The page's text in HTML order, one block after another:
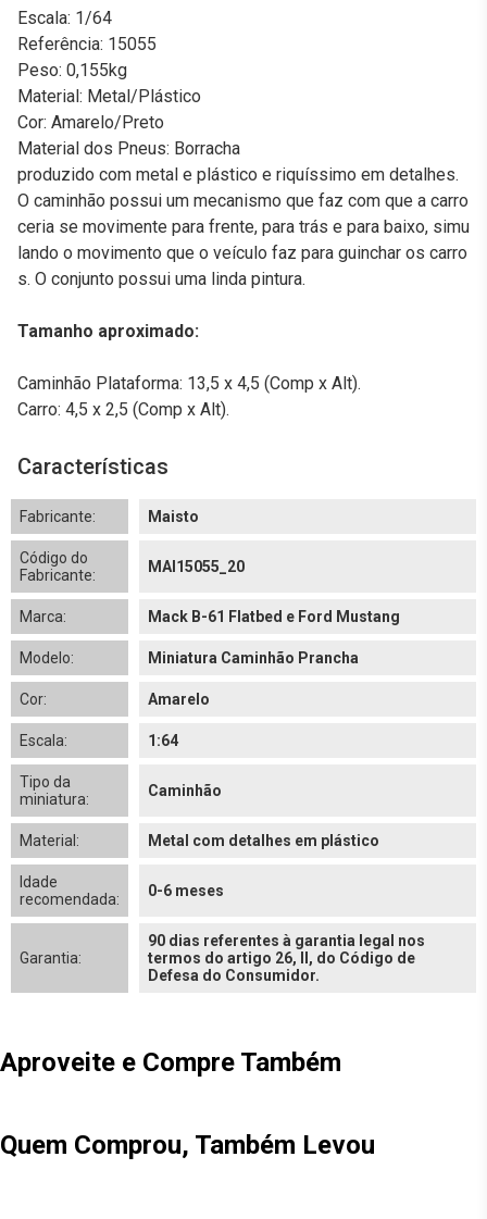
Escala: 1/64
Referência: 15055
Peso: 0,155kg
Material: Metal/Plástico
Cor: Amarelo/Preto
Material dos Pneus: Borracha
produzido com metal e plástico e riquíssimo em detalhes.
O caminhão possui um mecanismo que faz com que a carro
ceria se movimente para frente, para trás e para baixo, simu
lando o movimento que o veículo faz para guinchar os carro
s. O conjunto possui uma linda pintura.
Tamanho aproximado:
Caminhão Plataforma: 13,5 x 4,5 (Comp x Alt).
Carro: 4,5 x 2,5 (Comp x Alt).
Características
Fabricante: Maisto
Código do
Fabricante:
MAI15055_20
Marca: Mack B-61 Flatbed e Ford Mustang
Modelo: Miniatura Caminhão Prancha
Cor: Amarelo
Escala: 1:64
Tipo da
miniatura:
Caminhão
Material: Metal com detalhes em plástico
Idade
recomendada:
0-6 meses
Garantia:
90 dias referentes à garantia legal nos
termos do artigo 26, II, do Código de
Defesa do Consumidor.
Aproveite e Compre Também
Quem Comprou, Também Levou